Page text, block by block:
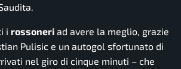
i rossoneri ad avere la meglio, grazie
Pulisic e un autogol sfortunato di
nel giro di cinque minuti – che